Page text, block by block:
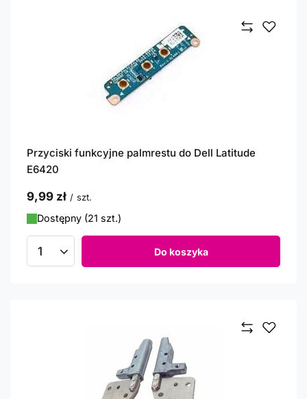
Przyciski funkcyjne palmrestu do Dell Latitude
E6420
9,99 zł / szt.
Dostępny (21 szt.)
Ilość produktów Do koszyka